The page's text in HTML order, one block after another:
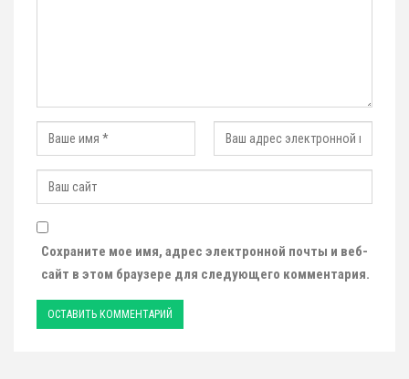
Сохраните мое имя, адрес электронной почты и веб-
сайт в этом браузере для следующего комментария.